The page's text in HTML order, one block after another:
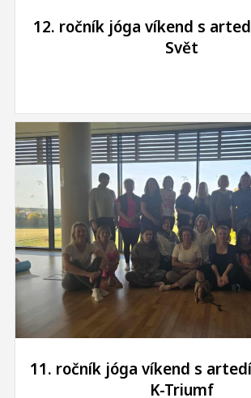
12. ročník jóga víkend s
Svět
11. ročník jóga víkend s
K-Triumf